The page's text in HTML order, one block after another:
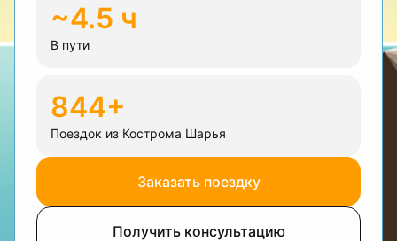
~4.5 ч
В пути
844+
Поездок из Кострома Шарья
Заказать поездку
Получить консультацию